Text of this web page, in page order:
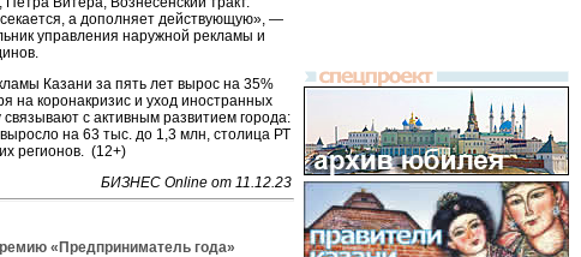
а дополняет действующую», —
управления наружной рекламы и
Казани за пять лет вырос на 35%
на коронакризис и уход иностранных
с активным развитием города:
на 63 тыс. до 1,3 млн, столица РТ
регионов. (12+)
БИЗНЕС Online от 11.12.23
«Предприниматель года»